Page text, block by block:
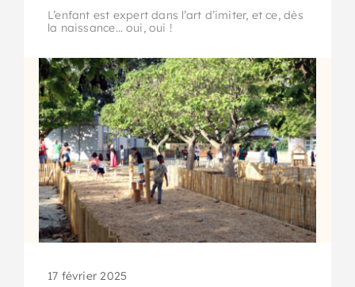
L’enfant est expert dans l’art d’imiter, et ce, dès
la naissance… oui, oui !
17 février 2025